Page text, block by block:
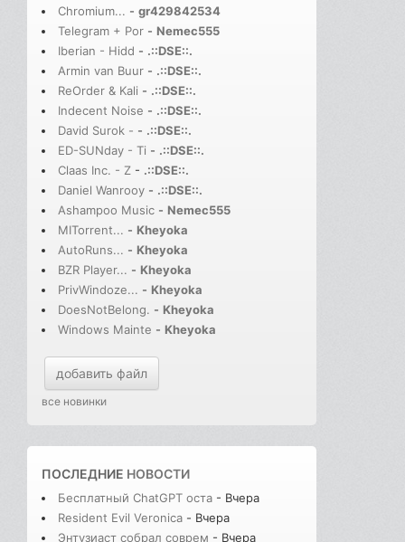
Chromium... - gr429842534
Telegram + Por - Nemec555
Iberian - Hidd - .::DSE::.
Armin van Buur - .::DSE::.
ReOrder & Kali - .::DSE::.
Indecent Noise - .::DSE::.
David Surok - - .::DSE::.
ED-SUNday - Ti - .::DSE::.
Claas Inc. - Z - .::DSE::.
Daniel Wanrooy - .::DSE::.
Ashampoo Music - Nemec555
MITorrent... - Kheyoka
AutoRuns... - Kheyoka
BZR Player... - Kheyoka
PrivWindoze... - Kheyoka
DoesNotBelong. - Kheyoka
Windows Mainte - Kheyoka
добавить файл
все новинки
ПОСЛЕДНИЕ НОВОСТИ
Бесплатный ChatGPT оста - Вчера
Resident Evil Veronica - Вчера
Энтузиаст собрал соврем - Вчера